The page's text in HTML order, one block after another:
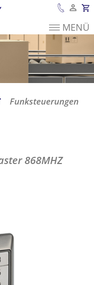
Es befinden sich
keine Produkte im
Warenkorb.
MENÜ
Funksteuerungen
868MHZ